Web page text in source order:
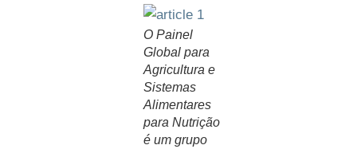
O Painel
Global para
Agricultura e
Sistemas
Alimentares
para Nutrição
é um grupo